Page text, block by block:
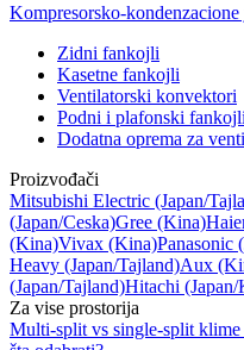
Kompresorsko-
Zidni fankojli
Kasetne fankojli
Ventilatorski konvektori
Podni i plafonski fankojli
Dodatna oprema za
Proizvođači
Mitsubishi Electric (Japan/
(Japan/Ceska)Gree (Kina)
(Kina)Vivax (Kina)Panasonic
Heavy (Japan/Tajland)Aux
(Japan/Tajland)Hitachi
Za vise prostorija
Multi-split vs single-split